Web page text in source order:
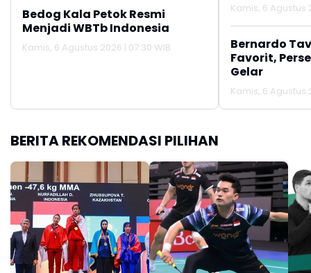
Bedog Kala Petok Resmi
Menjadi WBTb Indonesia
Kamis, 6 Agustus 2026 | 07:30 WIB
Kamis, 6 Agustus
Bernardo
Favorit,
Gelar
Kamis, 6 Agustus
BERITA REKOMENDASI PILIHAN